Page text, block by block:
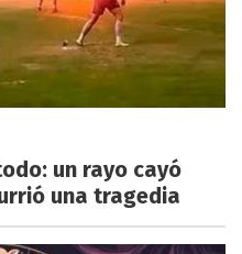
un rayo cayó
una tragedia